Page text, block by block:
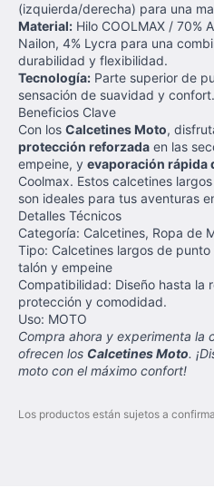
(izquierda/derecha) para una
Material: Hilo COOLMAX / 70%
Nailon, 4% Lycra para una
durabilidad y flexibilidad.
Tecnología: Parte superior de
sensación de suavidad y confort.
Beneficios Clave
Con los Calcetines Moto,
protección reforzada en las
empeine, y evaporación rápida
Coolmax. Estos calcetines
son ideales para tus aventuras
Detalles Técnicos
Categoría: Calcetines, Ropa de
Tipo: Calcetines largos de
talón y empeine
Compatibilidad: Diseño hasta la
protección y comodidad.
Uso: MOTO
Compra ahora y experimenta
ofrecen los Calcetines Moto.
moto con el máximo confort!
Los productos están sujetos a